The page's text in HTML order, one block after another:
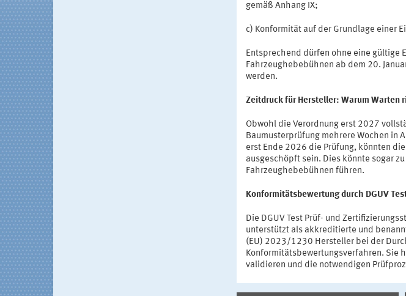
gemäß Anhang IX;
c) Konformität auf der Grundlage einer
Entsprechend dürfen ohne eine gültige
Fahrzeughebebühnen ab dem 20.
werden.
Zeitdruck für Hersteller: Warum Warten
Obwohl die Verordnung erst 2027
Baumusterprüfung mehrere Wochen in
erst Ende 2026 die Prüfung, könnten
ausgeschöpft sein. Dies könnte sogar
Fahrzeughebebühnen führen.
Konformitätsbewertung durch DGUV
Die DGUV Test Prüf- und
unterstützt als akkreditierte und
(EU) 2023/1230 Hersteller bei der
Konformitätsbewertungsverfahren. Sie
validieren und die notwendigen